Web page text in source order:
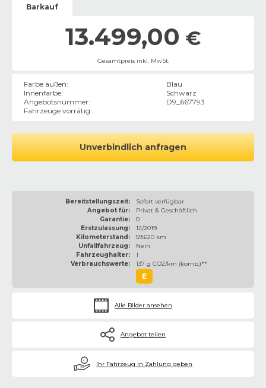
Barkauf
13.499,00 €
Gesamtpreis inkl. MwSt.
Farbe außen:
Blau
Innenfarbe:
Schwarz
Angebotsnummer:
D9_667793
Fahrzeuge vorrätig:
Unverbindlich anfragen
Bereitstellungszeit:
Sofort verfügbar
Angebot für:
Privat & Geschäftlich
Garantie:
0
Erstzulassung:
12/2019
Kilometerstand:
59.620 km
Unfallfahrzeug:
Nein
Fahrzeughalter:
1
Verbrauchswerte:
137 g CO2/km (komb.)**
E
Alle Bilder ansehen
Angebot teilen
€ Ihr Fahrzeug in Zahlung geben